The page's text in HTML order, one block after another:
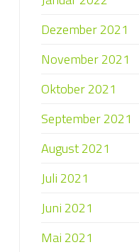
Dezember 2021
November 2021
Oktober 2021
September 2021
August 2021
Juli 2021
Juni 2021
Mai 2021